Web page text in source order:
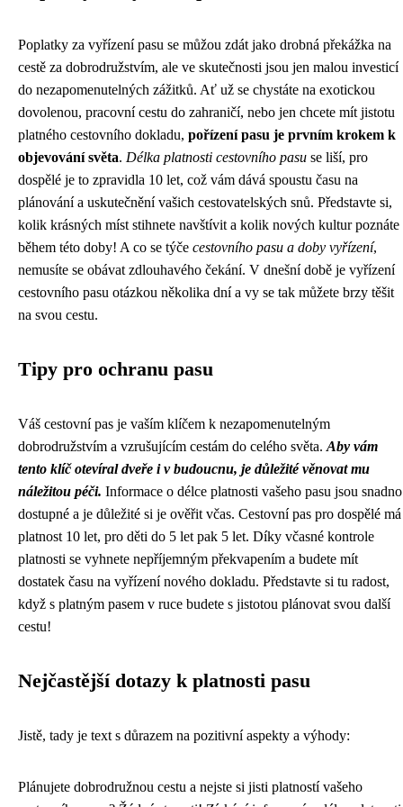
Poplatky za vyřízení pasu se můžou zdát jako drobná překážka na
cestě za dobrodružstvím, ale ve skutečnosti jsou jen malou investicí
do nezapomenutelných zážitků. Ať už se chystáte na exotickou
dovolenou, pracovní cestu do zahraničí, nebo jen chcete mít jistotu
platného cestovního dokladu, pořízení pasu je prvním krokem k
objevování světa. Délka platnosti cestovního pasu se liší, pro
dospělé je to zpravidla 10 let, což vám dává spoustu času na
plánování a uskutečnění vašich cestovatelských snů. Představte si,
kolik krásných míst stihnete navštívit a kolik nových kultur poznáte
během této doby! A co se týče cestovního pasu a doby vyřízení,
nemusíte se obávat zdlouhavého čekání. V dnešní době je vyřízení
cestovního pasu otázkou několika dní a vy se tak můžete brzy těšit
na svou cestu.
Tipy pro ochranu pasu
Váš cestovní pas je vaším klíčem k nezapomenutelným
dobrodružstvím a vzrušujícím cestám do celého světa. Aby vám
tento klíč otevíral dveře i v budoucnu, je důležité věnovat mu
náležitou péči. Informace o délce platnosti vašeho pasu jsou snadno
dostupné a je důležité si je ověřit včas. Cestovní pas pro dospělé má
platnost 10 let, pro děti do 5 let pak 5 let. Díky včasné kontrole
platnosti se vyhnete nepříjemným překvapením a budete mít
dostatek času na vyřízení nového dokladu. Představte si tu radost,
když s platným pasem v ruce budete s jistotou plánovat svou další
cestu!
Nejčastější dotazy k platnosti pasu
Jistě, tady je text s důrazem na pozitivní aspekty a výhody:
Plánujete dobrodružnou cestu a nejste si jisti platností vašeho